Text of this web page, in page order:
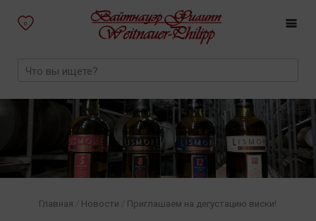
0
Главная Новости Приглашаем на дегустацию виски!